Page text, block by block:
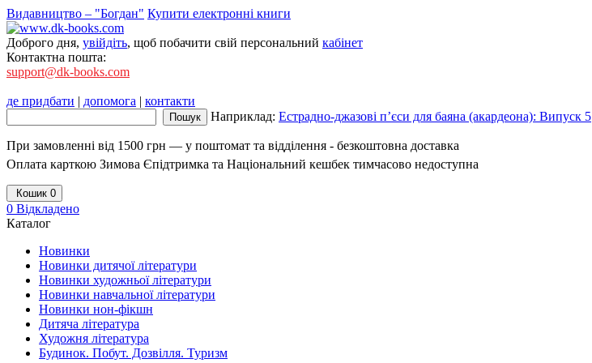
Видавництво – "Богдан" Купити електронні книги
Доброго дня, увійдіть, щоб побачити свій персональний кабінет
Контактна пошта:
support@dk-books.com
де придбати | допомога | контакти
Наприклад: Естрадно-джазові п’єси для баяна (акардеона): Випуск 5
При замовленні від 1500 грн — у поштомат та відділення - безкоштовна доставка
Оплата карткою Зимова Єпідтримка та Національний кешбек тимчасово недоступна
Кошик 0
0 Відкладено
Каталог
Новинки
Новинки дитячої літератури
Новинки художньої літератури
Новинки навчальної літератури
Новинки нон-фікшн
Дитяча література
Художня література
Будинок. Побут. Дозвілля. Туризм